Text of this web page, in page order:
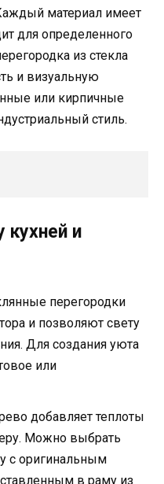
материал имеет
для определенного
из стекла
и визуальную
или кирпичные
стиль.
и
перегородки
и позволяют свету
Для создания уюта
или
добавляет теплоты
Можно выбрать
с оригинальным
в раму из